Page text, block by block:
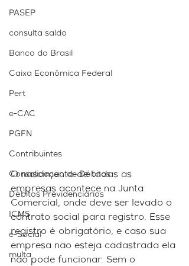
PASEP
consulta saldo
Banco do Brasil
Caixa Econômica Federal
Pert
e-CAC
PGFN
Contribuintes
Consolidação de Débitos
Débitos Previdenciários
ICMS
e-Social
multa
O nascimento de todas as
empresas acontece na Junta
Comercial, onde deve ser levado o
contrato social para registro. Esse
registro é obrigatório, e caso sua
empresa não esteja cadastrada ela
não pode funcionar. Sem o